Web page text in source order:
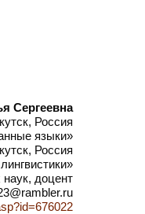
Сергеевна
Россия
языки»
Россия
доцент